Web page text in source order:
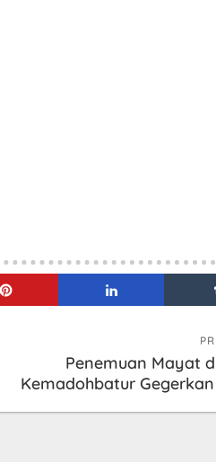
Penemuan Mayat
Kemadohbatur